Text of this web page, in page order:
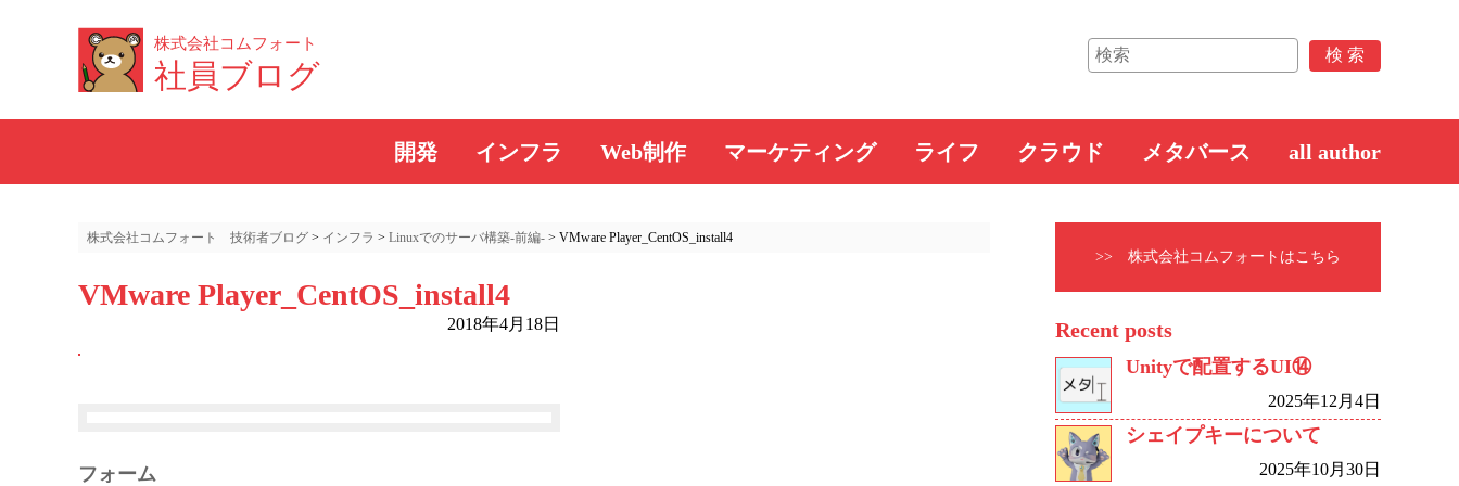
株式会社コムフォート
社員ブログ
開発 インフラ Web制作 マーケティング ライフ クラウド メタバース all author
株式会社コムフォート 技術者ブログ > インフラ > Linuxでのサーバ構築-前編- > VMware Player_CentOS_install4
VMware Player_CentOS_install4
2018年4月18日
フォーム
>> 株式会社コムフォートはこちら
Recent posts
Unityで配置するUI⑭
2025年12月4日
シェイプキーについて
2025年10月30日